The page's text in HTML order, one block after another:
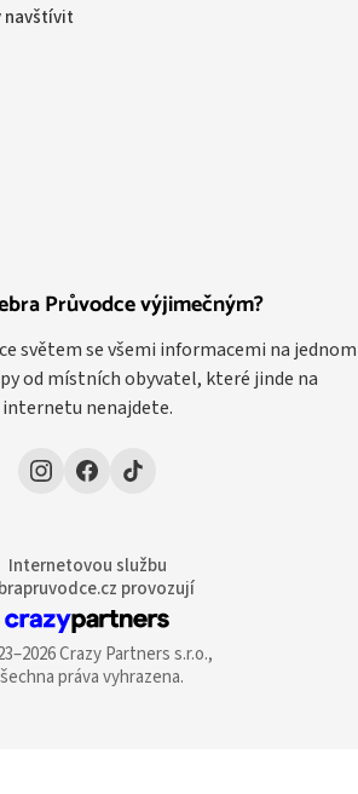
Průvodce výjimečným?
světem se všemi informacemi na jednom
od místních obyvatel, které jinde na
internetu nenajdete.
navštívit
Internetovou službu
provozují
Crazy Partners s.r.o.,
práva vyhrazena.